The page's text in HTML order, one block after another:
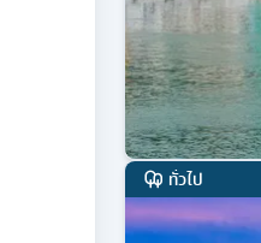
ทั่วไป